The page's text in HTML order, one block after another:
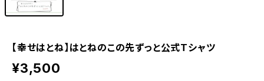
【幸せはとね】はとねのこの先ずっと公式Tシャツ
¥3,500